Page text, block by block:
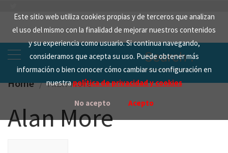
Este sitio web utiliza cookies propias y de terceros que analizan
el uso del mismo con la finalidad de mejorar nuestros contenidos
y su experiencia como usuario. Si continua navegando,
consideramos que acepta su uso. Puede obtener más
información o bien conocer cómo cambiar su configuración en
nuestrapolítica de privacidad y cookies
No acepto Acepto
content
Search
for:
Home Alan More
Alan More